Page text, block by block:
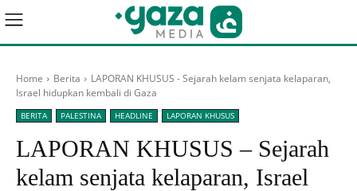
Home Berita
LAPORAN KHUSUS - Sejarah kelam senjata kelaparan,
Israel hidupkan kembali di Gaza
BERITA PALESTINA HEADLINE LAPORAN KHUSUS
LAPORAN KHUSUS – Sejarah
kelam senjata kelaparan, Israel